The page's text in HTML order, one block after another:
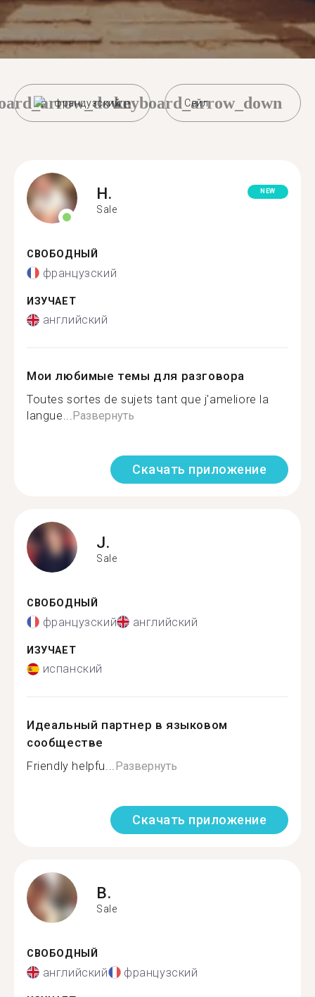
французский Сейл
keyboard_arrow_down
H.
Sale
NEW
СВОБОДНЫЙ
французский
ИЗУЧАЕТ
английский
Мои любимые темы для разговора
Toutes sortes de sujets tant que j'ameliore la
langue...Развернуть
Скачать приложение
J.
Sale
СВОБОДНЫЙ
французский английский
ИЗУЧАЕТ
испанский
Идеальный партнер в языковом
сообществе
Friendly helpfu...Развернуть
Скачать приложение
B.
Sale
СВОБОДНЫЙ
английский французский